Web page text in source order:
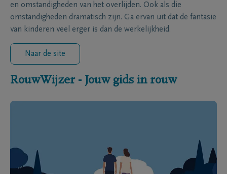
en omstandigheden van het overlijden. Ook als die
omstandigheden dramatisch zijn. Ga ervan uit dat de fantasie
van kinderen veel erger is dan de werkelijkheid.
Naar de site
RouwWijzer - Jouw gids in rouw